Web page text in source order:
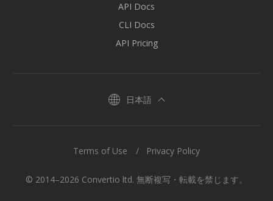
API Docs
CLI Docs
API Pricing
日本語
© 2014–2026 Convertio ltd. 無断複写・転載を禁じます。
Terms of Use Privacy Policy